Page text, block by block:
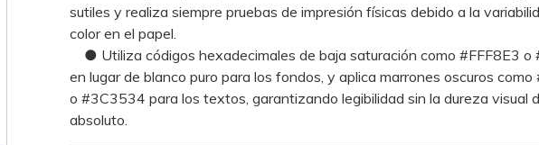
sutiles y realiza siempre pruebas de impresión físicas debido a la
color en el papel.
● Utiliza códigos hexadecimales de baja saturación como #FFF8E3 o
en lugar de blanco puro para los fondos, y aplica marrones oscuros
o #3C3534 para los textos, garantizando legibilidad sin la dureza visual
absoluto.